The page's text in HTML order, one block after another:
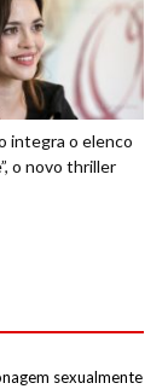
integra o elenco
o novo thriller
sexualmente